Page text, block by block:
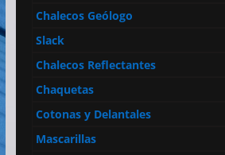
Chalecos Geólogo
Slack
Chalecos Reflectantes
Chaquetas
Cotonas y Delantales
Mascarillas